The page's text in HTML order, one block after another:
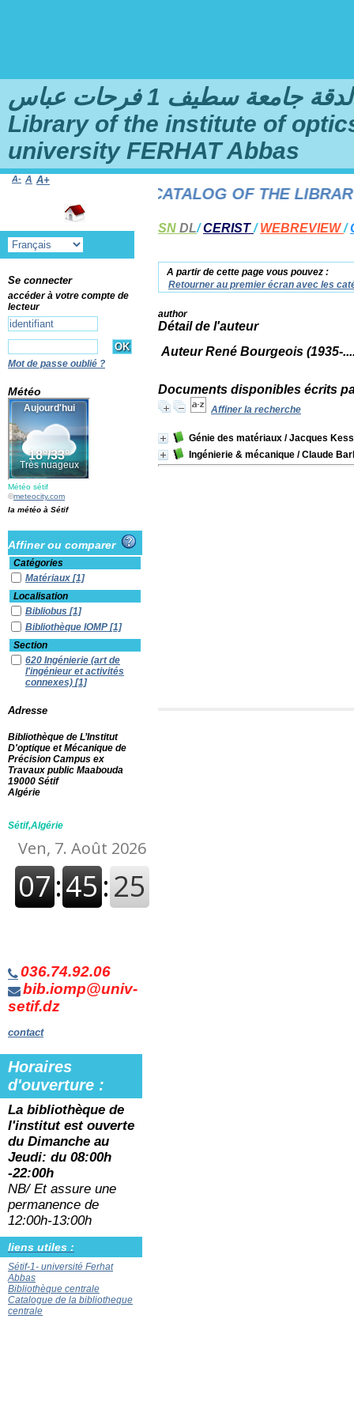
سطيف 1 فرحات عباس
Library of the institute of
university FERHAT Abbas
SN DL/CERIST/WEBREVIEW/
A partir de cette page vous pouvez :
Retourner au premier écran avec les
author
Détail de l'auteur
Auteur René Bourgeois (1935-
Documents disponibles écrits
Affiner la recherche
Génie des matériaux / Jacques
Ingénierie & mécanique / Claude
TO THE ONLINE CATALOG OF THE
A- A A+
Se connecter
accéder à votre compte de
lecteur
Mot de passe oublié ?
Météo
Météo sétif
©meteocity.com
la météo à Sétif
Affiner ou comparer
Catégories
Matériaux [1]
Localisation
Bibliobus [1]
Bibliothèque IOMP [1]
Section
620 Ingénierie (art de
l'ingénieur et activités
connexes) [1]
Adresse
Bibliothèque de L’Institut
D'optique et Mécanique de
Précision Campus ex
Travaux public Maabouda
19000 Sétif
Algérie
Sétif,Algérie
036.74.92.06
bib.iomp@univ-
setif.dz
contact
Horaires
d'ouverture :
La bibliothèque de
l'institut est ouverte
du Dimanche au
Jeudi: du 08:00h
-22:00h
NB/ Et assure une
permanence de
12:00h-13:00h
liens utiles :
Sétif-1- université Ferhat
Abbas
Bibliothèque centrale
Catalogue de la bibliotheque
centrale